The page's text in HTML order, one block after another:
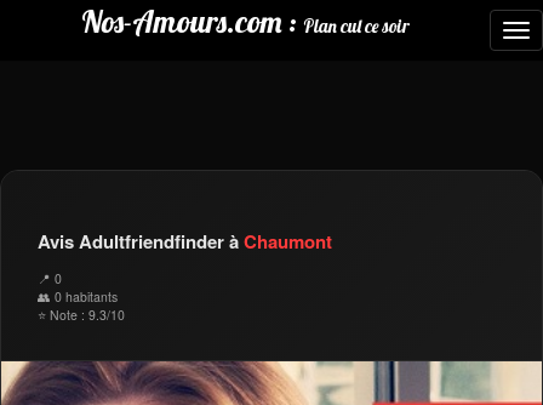
Nos-Amours.com : Plan cul ce soir
Avis Adultfriendfinder àChaumont
📍 0
👥 0 habitants
⭐ Note : 9.3/10